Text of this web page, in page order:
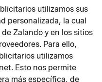
utilizamos sus
personalizada, la cual
Zalando y en los sitios
Para ello,
utilizamos
Esto nos permite
más específica, de